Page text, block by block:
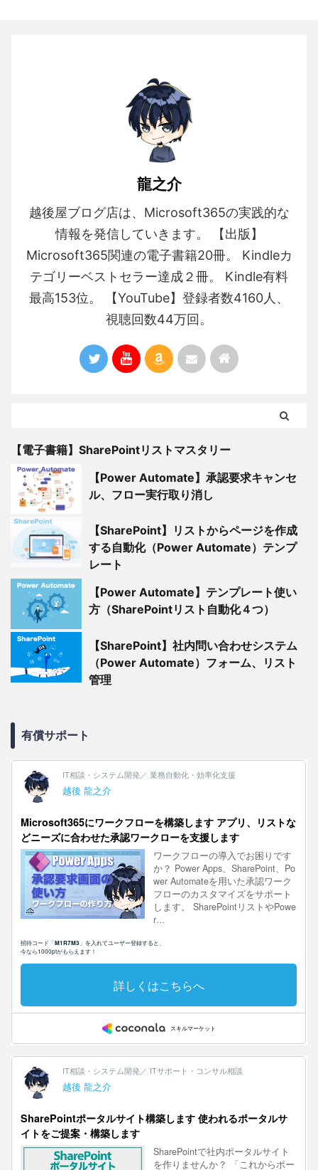
龍之介
越後屋ブログ店は、Microsoft365の実践的な
情報を発信していきます。 【出版】
Microsoft365関連の電子書籍20冊。 Kindleカ
テゴリーベストセラー達成２冊。 Kindle有料
最高153位。 【YouTube】登録者数4160人、
視聴回数44万回。
【電子書籍】SharePointリストマスタリー
【Power Automate】承認要求キャンセ
ル、フロー実行取り消し
【SharePoint】リストからページを作成
する自動化（Power Automate）テンプ
レート
【Power Automate】テンプレート使い
方（SharePointリスト自動化４つ）
【SharePoint】社内問い合わせシステム
（Power Automate）フォーム、リスト
管理
有償サポート